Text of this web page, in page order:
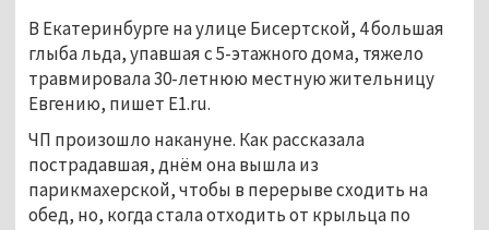
В Екатеринбурге на улице Бисертской, 4 большая
глыба льда, упавшая с 5-этажного дома, тяжело
травмировала 30-летнюю местную жительницу
Евгению, пишет E1.ru.
ЧП произошло накануне. Как рассказала
пострадавшая, днём она вышла из
парикмахерской, чтобы в перерыве сходить на
обед, но, когда стала отходить от крыльца по